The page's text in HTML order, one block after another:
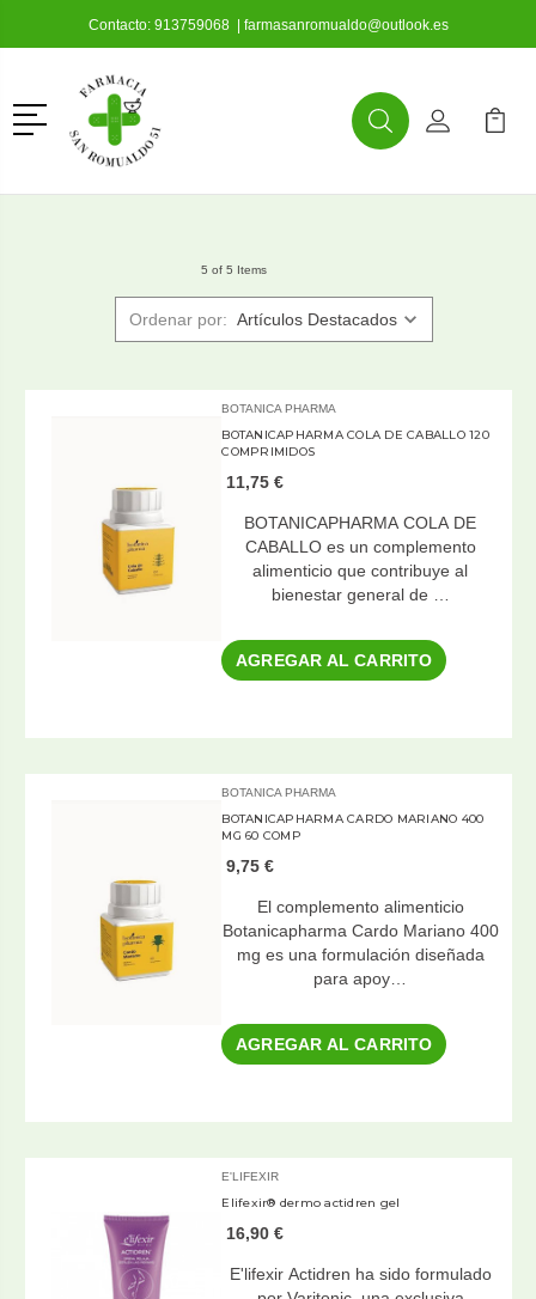
Contacto: 913759068| farmasanromualdo@outlook.es
Menú
BuscarMi Cuenta
Mi
5 of 5 Items
Ordenar por:
BOTANICA PHARMA
BOTANICAPHARMA COLA DE CABALLO 120
COMPRIMIDOS
11,75 €
BOTANICAPHARMA COLA DE
CABALLO es un complemento
alimenticio que contribuye al
bienestar general de …
AGREGAR AL CARRITO
BOTANICA PHARMA
BOTANICAPHARMA CARDO MARIANO 400
MG 60 COMP
9,75 €
El complemento alimenticio
Botanicapharma Cardo Mariano 400
mg es una formulación diseñada
para apoy…
AGREGAR AL CARRITO
E'LIFEXIR
Elifexir® dermo actidren gel
16,90 €
E'lifexir Actidren ha sido formulado